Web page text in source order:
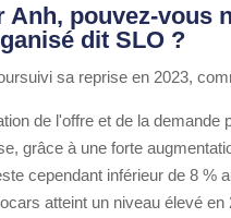
pouvez-vous
dit SLO ?
sa reprise en 2023,
de l'offre et de la
grâce à une forte
cependant inférieur de 8
atteint un niveau élevé